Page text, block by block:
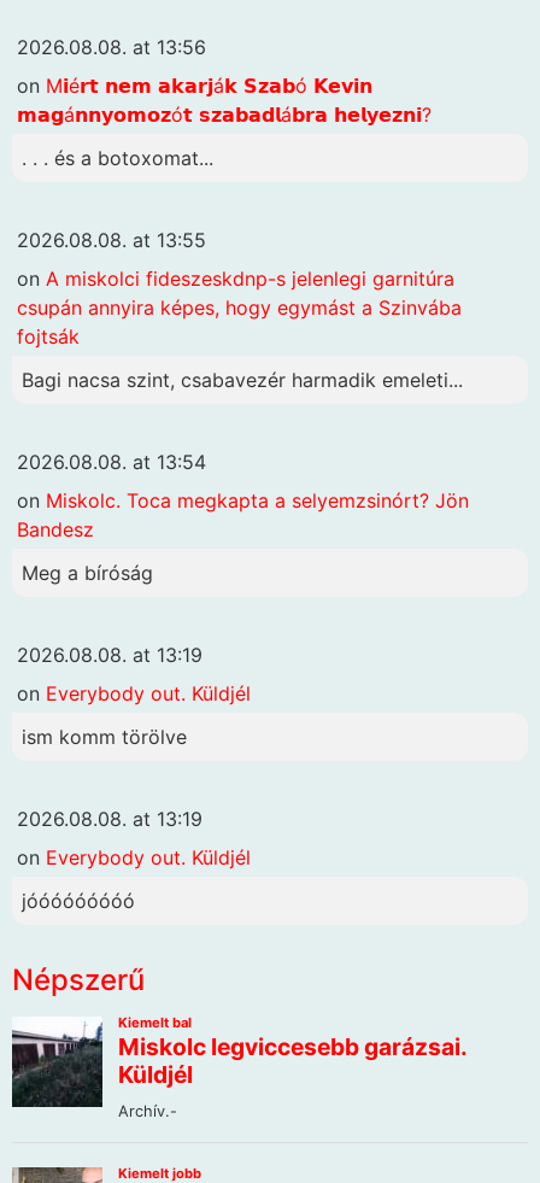
2026.08.08. at 13:56
on M𝗶é𝗿𝘁 𝗻𝗲𝗺 𝗮𝗸𝗮𝗿𝗷á𝗸 𝗦𝘇𝗮𝗯ó 𝗞𝗲𝘃𝗶𝗻
𝗺𝗮𝗴á𝗻𝗻𝘆𝗼𝗺𝗼𝘇ó𝘁 𝘀𝘇𝗮𝗯𝗮𝗱𝗹á𝗯𝗿𝗮 𝗵𝗲𝗹𝘆𝗲𝘇𝗻𝗶?
. . . és a botoxomat...
2026.08.08. at 13:55
on A miskolci fideszeskdnp-s jelenlegi garnitúra
csupán annyira képes, hogy egymást a Szinvába
fojtsák
Bagi nacsa szint, csabavezér harmadik emeleti...
2026.08.08. at 13:54
on Miskolc. Toca megkapta a selyemzsinórt? Jön
Bandesz
Meg a bíróság
2026.08.08. at 13:19
on Everybody out. Küldjél
ism komm törölve
2026.08.08. at 13:19
on Everybody out. Küldjél
jóóóóóóóóó
Népszerű